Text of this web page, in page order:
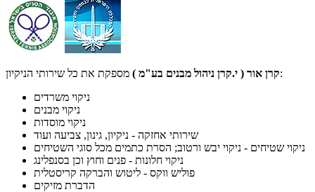
קרן אור ( י.קרן ניהול מבנים בע"מ )מספקת את כל שירותי הניקיון:
ניקוי משרדים
ניקוי מבנים
ניקוי מוסדות
שירותי אחזקה - ניקיון, גינון, צביעה ועוד
ניקוי שטיחים - ניקוי יבש ורטוב; הסרת כתמים מכל סוגי השטיחים
ניקוי חלונות - פנים וחוץ וכן בסנפלינג
פוליש ווקס - ליטוש והברקה קריסטלית
הדברת מזיקים